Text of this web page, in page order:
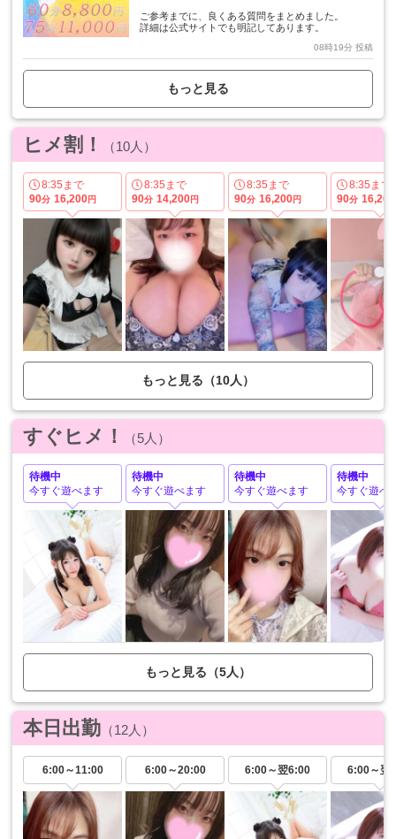
ご参考までに、良くある質問をまとめました。
詳細は公式サイトでも明記してあります。
公式サイト（よくある質問集FAQ）
https://39group.info/machida/question.html
●電話予約は無料ですか？
電話予約は無料です。24時間いつでも受付可能で
す。
ご利用日までに日数がある場合、ご利用前日に確認の
お電話をお願いしております。
※女の子の体調により、急遽お休みになる場合もござ
います。
※ご予約の一時間前に確認のお電話をお願いしており
ます。
●ここまで安いと他で料金取られたりしませんか？
24時間中、どの在籍女性と遊んでも30分3900円以外
の料金は一切頂きません。
30分から御座いますのでサンキューの醍醐味をご堪
能下さい！
●安いから女の子の質は悪いのではないですか？
娯楽の高級ソープや高級クラブですら、不景気の影響
を受けているこのご時世、
行き場を無くした女の子が続々サンキューに駆け込み
かと思います。
一番に理解していただければ幸いです。
●女の子は日本人ですか？
サンキューの女の子は全員、日本人です。
外国人は採用しておりません。
安全・安心価格で！
エンターテイメント性に富んだサービスで確実な満足
度をご提供します！
ご不明な点など御座いましたらお気軽にお問合せくだ
さい。
公式サイト
https://39group.info/machida/
08時19分 投稿
もっと見る
ヒメ割！ （10人）
8:35まで
90分 16,200円
8:35まで
90分 14,200円
8:35まで
90分 16,200円
8:35まで
90分 16,200
もっと見る（10人）
すぐヒメ！ （5人）
待機中
今すぐ遊べます
待機中
今すぐ遊べます
待機中
今すぐ遊べます
待機中
今すぐ遊べ
もっと見る（5人）
本日出勤 （12人）
6:00～11:00 6:00～20:00 6:00～翌6:00 6:00～翌